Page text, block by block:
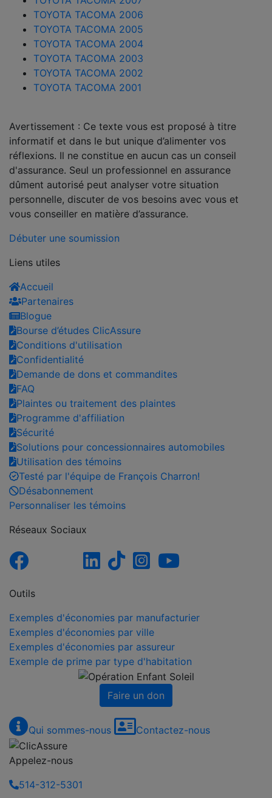
TOYOTA TACOMA 2006
TOYOTA TACOMA 2005
TOYOTA TACOMA 2004
TOYOTA TACOMA 2003
TOYOTA TACOMA 2002
TOYOTA TACOMA 2001
Avertissement : Ce texte vous est proposé à titre
informatif et dans le but unique d’alimenter vos
réflexions. Il ne constitue en aucun cas un conseil
d'assurance. Seul un professionnel en assurance
dûment autorisé peut analyser votre situation
personnelle, discuter de vos besoins avec vous et
vous conseiller en matière d’assurance.
Débuter une soumission
Liens utiles
Accueil
Partenaires
Blogue
Bourse d’études ClicAssure
Conditions d'utilisation
Confidentialité
Demande de dons et commandites
FAQ
Plaintes ou traitement des plaintes
Programme d'affiliation
Sécurité
Solutions pour concessionnaires automobiles
Utilisation des témoins
Testé par l'équipe de François Charron!
Désabonnement
Personnaliser les témoins
Réseaux Sociaux
Outils
Exemples d'économies par manufacturier
Exemples d'économies par ville
Exemples d'économies par assureur
Exemple de prime par type d'habitation
Faire un don
Qui sommes-nous Contactez-nous
Appelez-nous
514-312-5301